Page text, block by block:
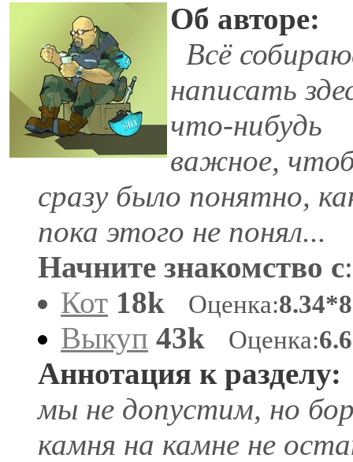
Об авторе:
Всё
написать
что-нибудь
важное,
сразу было понятно,
пока этого не понял...
Начните знакомство с:
Кот 18k Оценка:
Выкуп 43k Оценка:
Аннотация к разделу:
мы не допустим, но
камня на камне не